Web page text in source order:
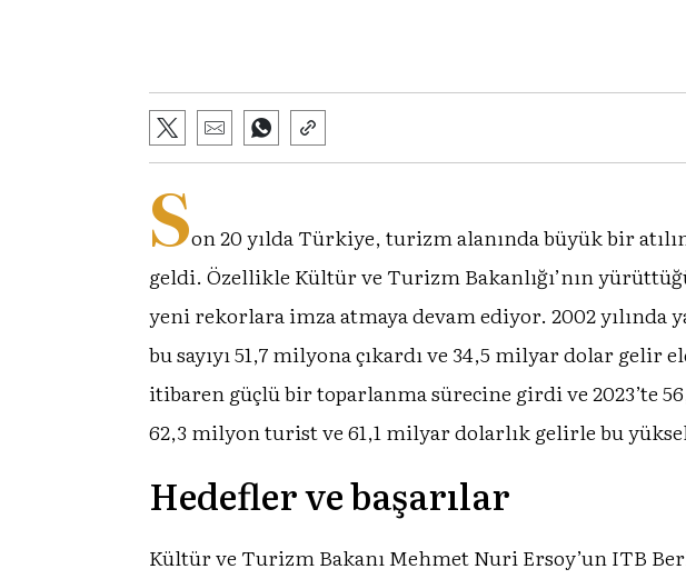
Son 20 yılda Türkiye, turizm alanında büyük bir
geldi. Özellikle Kültür ve Turizm Bakanlığı’nın
yeni rekorlara imza atmaya devam ediyor. 2002 yılında
bu sayıyı 51,7 milyona çıkardı ve 34,5 milyar dolar gelir
itibaren güçlü bir toparlanma sürecine girdi ve 2023’te
62,3 milyon turist ve 61,1 milyar dolarlık gelirle bu
Hedefler ve başarılar
Kültür ve Turizm Bakanı Mehmet Nuri Ersoy’un ITB